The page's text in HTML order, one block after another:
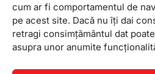
cum ar fi comportamentul de
pe acest site. Dacă nu îți dai
retragi consimțământul dat
asupra unor anumite
Contact
Testimoniale
GDPR